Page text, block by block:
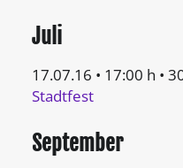
Juli
17.07.16 • 17:00 h •
Stadtfest
September